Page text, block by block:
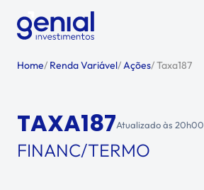
Home/ Renda Variável/Ações/Taxa187
TAXA187Atualizado às 20h00
FINANC/TERMO